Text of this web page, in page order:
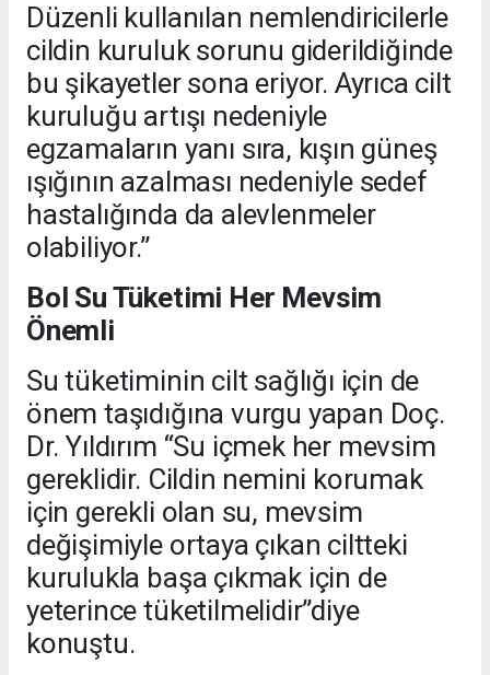
Düzenli kullanılan nemlendiricilerle
cildin kuruluk sorunu giderildiğinde
bu şikayetler sona eriyor. Ayrıca cilt
kuruluğu artışı nedeniyle
egzamaların yanı sıra, kışın güneş
ışığının azalması nedeniyle sedef
hastalığında da alevlenmeler
olabiliyor.”
Bol Su Tüketimi Her Mevsim
Önemli
Su tüketiminin cilt sağlığı için de
önem taşıdığına vurgu yapan Doç.
Dr. Yıldırım “Su içmek her mevsim
gereklidir. Cildin nemini korumak
için gerekli olan su, mevsim
değişimiyle ortaya çıkan ciltteki
kurulukla başa çıkmak için de
yeterince tüketilmelidir”diye
konuştu.